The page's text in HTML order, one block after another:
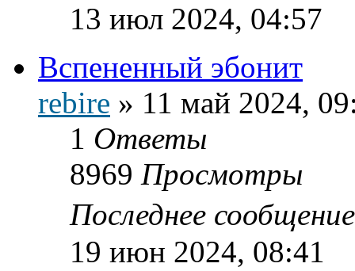
13 июл 2024, 04:57
Вспененный эбонит
rebire » 11 май 2024,
1 Ответы
8969 Просмотры
Последнее
19 июн 2024, 08:41